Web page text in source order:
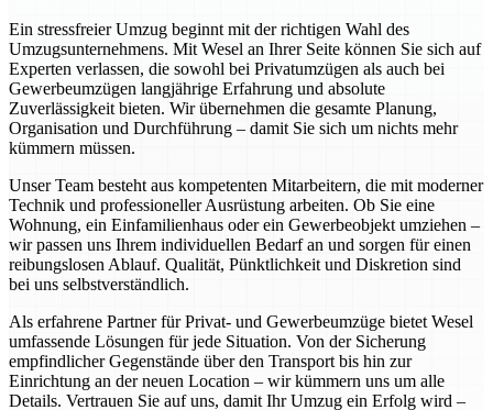
Ein stressfreier Umzug beginnt mit der richtigen Wahl des
Umzugsunternehmens. Mit Wesel an Ihrer Seite können Sie sich auf
Experten verlassen, die sowohl bei Privatumzügen als auch bei
Gewerbeumzügen langjährige Erfahrung und absolute
Zuverlässigkeit bieten. Wir übernehmen die gesamte Planung,
Organisation und Durchführung – damit Sie sich um nichts mehr
kümmern müssen.
Unser Team besteht aus kompetenten Mitarbeitern, die mit moderner
Technik und professioneller Ausrüstung arbeiten. Ob Sie eine
Wohnung, ein Einfamilienhaus oder ein Gewerbeobjekt umziehen –
wir passen uns Ihrem individuellen Bedarf an und sorgen für einen
reibungslosen Ablauf. Qualität, Pünktlichkeit und Diskretion sind
bei uns selbstverständlich.
Als erfahrene Partner für Privat- und Gewerbeumzüge bietet Wesel
umfassende Lösungen für jede Situation. Von der Sicherung
empfindlicher Gegenstände über den Transport bis hin zur
Einrichtung an der neuen Location – wir kümmern uns um alle
Details. Vertrauen Sie auf uns, damit Ihr Umzug ein Erfolg wird –